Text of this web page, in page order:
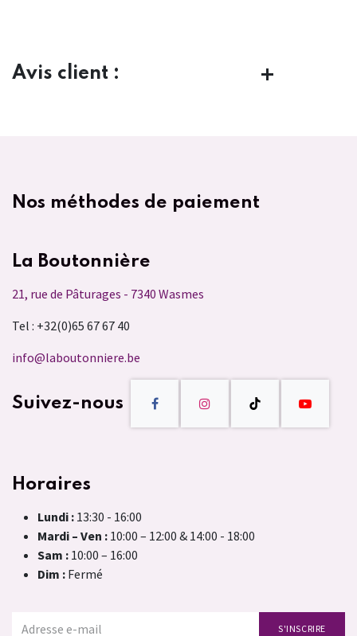
Avis client :
Nos méthodes de paiement
La Boutonnière
21, rue de Pâturages - 7340 Wasmes
Tel : +32(0)65 67 67 40
info@laboutonniere.be
Suivez-nous
Horaires
Lundi : 13:30 - 16:00
Mardi – Ven : 10:00 – 12:00 & 14:00 - 18:00
Sam : 10:00 – 16:00
Dim : Fermé
S'INSCRIRE